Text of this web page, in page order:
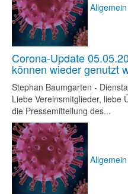
Allgemein
Corona-Update
können wieder genutzt
Stephan Baumgarten -
Liebe Vereinsmitglieder, liebe
die Pressemitteilung des...
Allgemein